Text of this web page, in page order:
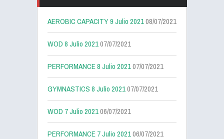
AEROBIC CAPACITY 9 Julio 202108/07/2021
WOD 8 Julio 202107/07/2021
PERFORMANCE 8 Julio 202107/07/2021
GYMNASTICS 8 Julio 202107/07/2021
WOD 7 Julio 202106/07/2021
PERFORMANCE 7 Julio 202106/07/2021